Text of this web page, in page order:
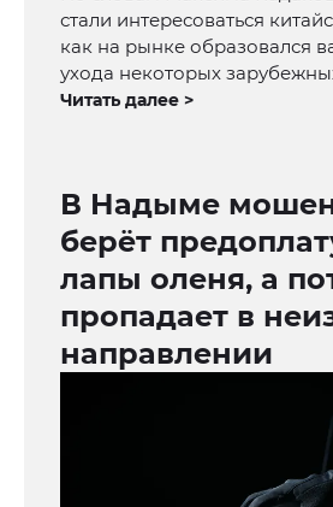
стали интересоваться
как на рынке образовался
ухода некоторых
Читать далее >
В Надыме
берёт
лапы оленя, а
пропадает в
направлении